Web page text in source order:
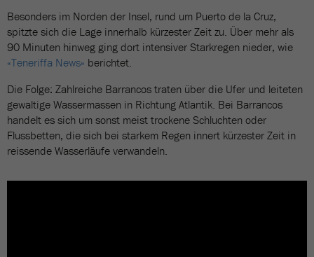
Besonders im Norden der Insel, rund um Puerto de la Cruz,
spitzte sich die Lage innerhalb kürzester Zeit zu. Über mehr als
90 Minuten hinweg ging dort intensiver Starkregen nieder, wie
«Teneriffa News» berichtet.
Die Folge: Zahlreiche Barrancos traten über die Ufer und leiteten
gewaltige Wassermassen in Richtung Atlantik. Bei Barrancos
handelt es sich um sonst meist trockene Schluchten oder
Flussbetten, die sich bei starkem Regen innert kürzester Zeit in
reissende Wasserläufe verwandeln.